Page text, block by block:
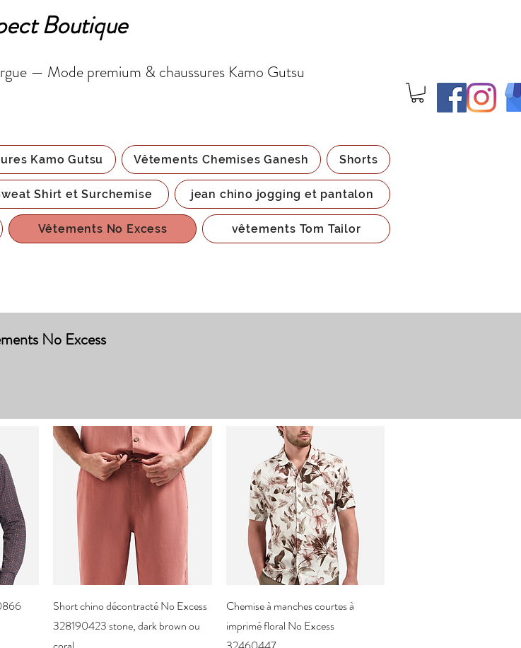
Boutique
— Mode premium & chaussures Kamo Gutsu
Kamo Gutsu Vêtements Chemises Ganesh Shorts
Shirt et Surchemise jean chino jogging et pantalon
Vêtements No Excess vêtements Tom Tailor
No Excess
Aperçu rapide
Short chino décontracté No Excess
328190423 stone, dark brown ou
Aperçu rapide
Chemise à manches courtes à
imprimé floral No Excess